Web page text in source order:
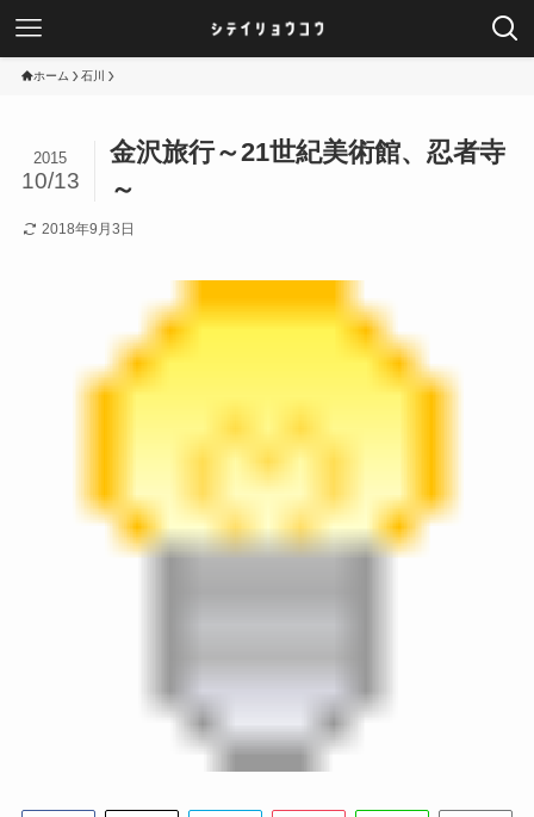
ホーム 石川
金沢旅行～21世紀美術館、忍者寺
～
2015
10/13
2018年9月3日